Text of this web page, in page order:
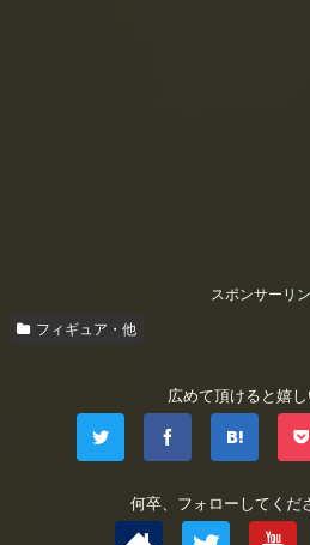
スポンサーリ
フィギュア・他
広めて頂けると嬉し
何卒、フォローしてくだ